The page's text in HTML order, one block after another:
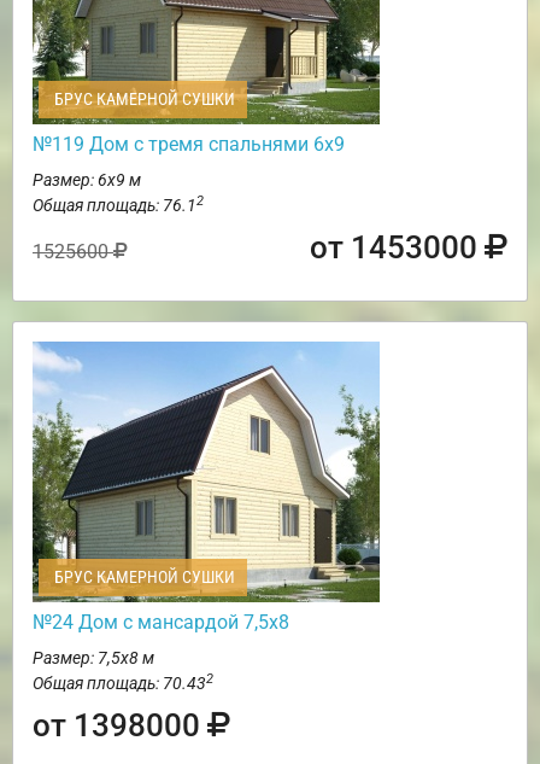
БРУС КАМЕРНОЙ СУШКИ
№119 Дом с тремя спальнями 6х9
Размер: 6х9 м
Общая площадь: 76.12
1525600 от 1453000
БРУС КАМЕРНОЙ СУШКИ
№24 Дом с мансардой 7,5х8
Размер: 7,5х8 м
Общая площадь: 70.432
от 1398000